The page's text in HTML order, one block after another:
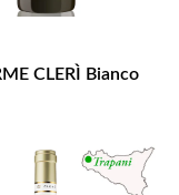
CLERÌ Bianco